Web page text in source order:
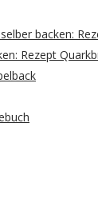
backen:
Rezept